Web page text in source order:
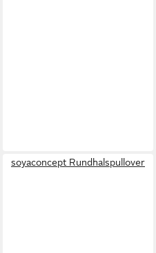
soyaconcept Rundhalspullover